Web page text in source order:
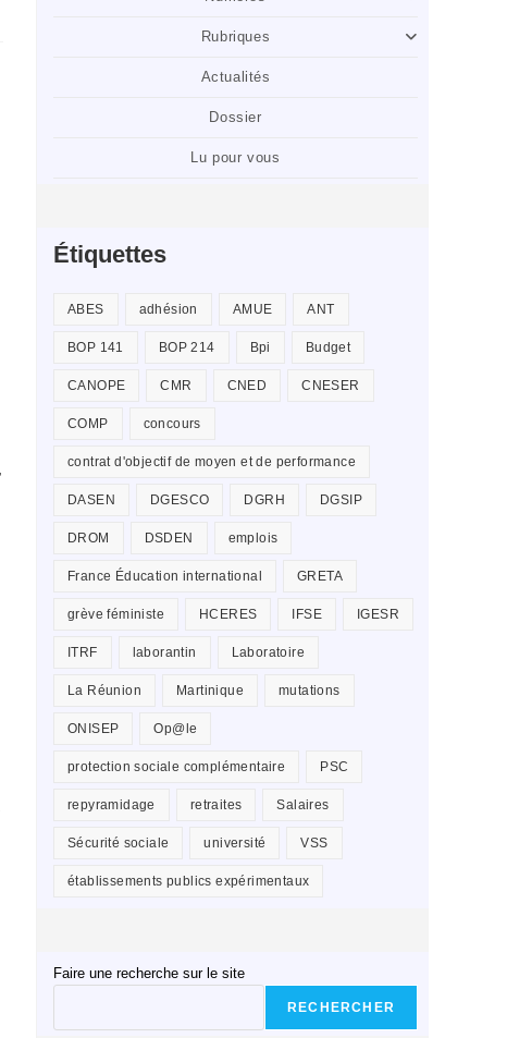
Rubriques
Actualités
Dossier
Lu pour vous
Étiquettes
ABES adhésion AMUE ANT
BOP 141 BOP 214 Bpi Budget
CANOPE CMR CNED CNESER
COMP concours
contrat d'objectif de moyen et de performance
DASEN DGESCO DGRH DGSIP
DROM DSDEN emplois
France Éducation international GRETA
grève féministe HCERES IFSE IGESR
ITRF laborantin Laboratoire
La Réunion Martinique mutations
ONISEP Op@le
protection sociale complémentaire PSC
repyramidage retraites Salaires
Sécurité sociale université VSS
établissements publics expérimentaux
Faire une recherche sur le site
RECHERCHER